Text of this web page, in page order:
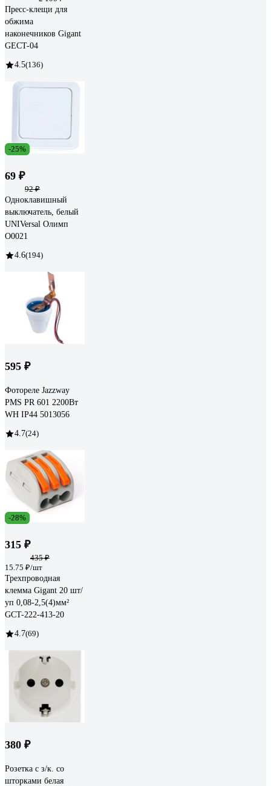
Пресс-клещи для
обжима
наконечников Gigant
GECT-04
4.5(136)
-25%
69 ₽
92 ₽
Одноклавишный
выключатель, белый
UNIVersal Олимп
О0021
4.6(194)
595 ₽
Фотореле Jazzway
PMS PR 601 2200Вт
WH IP44 5013056
4.7(24)
-28%
315 ₽
435 ₽
15.75 ₽/шт
Трехпроводная
клемма Gigant 20 шт/
уп 0,08-2,5(4)мм²
GCT-222-413-20
4.7(69)
380 ₽
Розетка с з/к. со
шторками белая